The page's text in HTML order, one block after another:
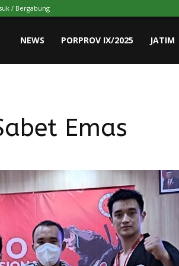
/ Bergabung
NEWS PORPROV IX/2025 JATIM
Emas